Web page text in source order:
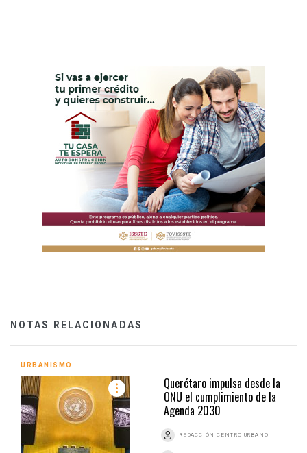
NOTAS RELACIONADAS
URBANISMO
Querétaro impulsa desde la
ONU el cumplimiento de la
Agenda 2030
REDACCIÓN CENTRO URBANO